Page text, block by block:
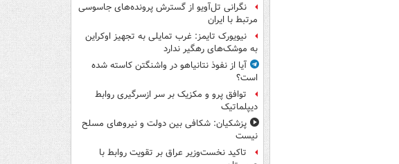
نگرانی تل‌آویو از گسترش پرونده‌های جاسوسی
مرتبط با ایران
نیویورک تایمز: غرب تمایلی به تجهیز اوکراین
به موشک‌های رهگیر ندارد
آیا از نفوذ نتانیاهو در واشنگتن کاسته شده
است؟
توافق پرو و مکزیک بر سر ازسرگیری روابط
دیپلماتیک
پزشکیان: شکافی بین دولت و نیروهای مسلح
نیست
تاکید نخست‌وزیر عراق بر تقویت روابط با